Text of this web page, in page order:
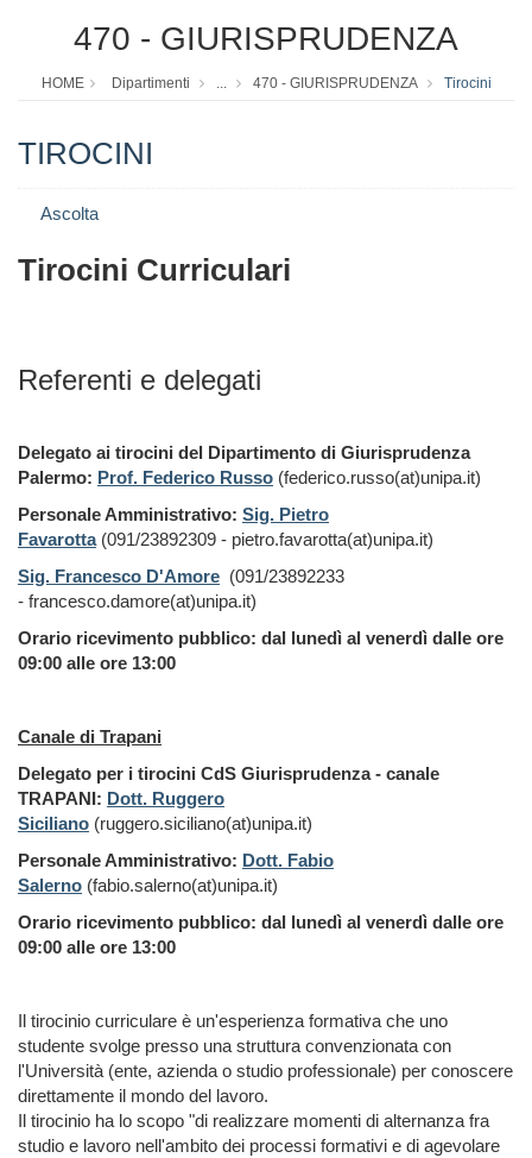
470 - GIURISPRUDENZA
HOME Dipartimenti ... 470 - GIURISPRUDENZA Tirocini
TIROCINI
Ascolta
Tirocini Curriculari
Referenti e delegati
Delegato ai tirocini del Dipartimento di Giurisprudenza
Palermo: Prof. Federico Russo (federico.russo(at)unipa.it)
Personale Amministrativo: Sig. Pietro
Favarotta (091/23892309 - pietro.favarotta(at)unipa.it)
Sig. Francesco D'Amore (091/23892233
- francesco.damore(at)unipa.it)
Orario ricevimento pubblico: dal lunedì al venerdì dalle ore
09:00 alle ore 13:00
Canale di Trapani
Delegato per i tirocini CdS Giurisprudenza - canale
TRAPANI: Dott. Ruggero
Siciliano (ruggero.siciliano(at)unipa.it)
Personale Amministrativo: Dott. Fabio
Salerno (fabio.salerno(at)unipa.it)
Orario ricevimento pubblico: dal lunedì al venerdì dalle ore
09:00 alle ore 13:00
Il tirocinio curriculare è un'esperienza formativa che uno
studente svolge presso una struttura convenzionata con
l'Università (ente, azienda o studio professionale) per conoscere
direttamente il mondo del lavoro.
Il tirocinio ha lo scopo "di realizzare momenti di alternanza fra
studio e lavoro nell'ambito dei processi formativi e di agevolare